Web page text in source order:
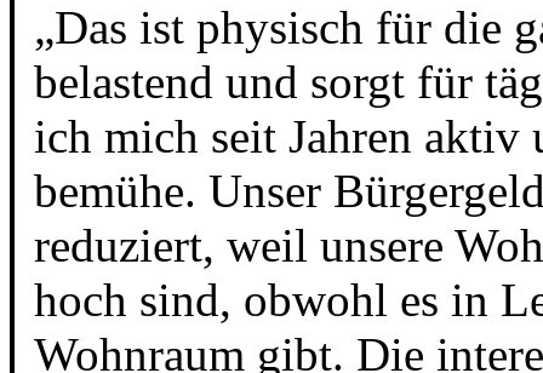
„Das ist physisch für die
belastend und sorgt für
ich mich seit Jahren
bemühe. Unser
reduziert, weil unsere
hoch sind, obwohl es in
Wohnraum gibt. Die